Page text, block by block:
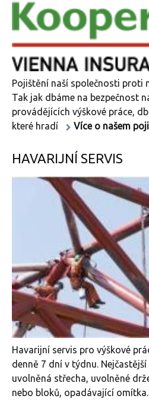
Pojištění naší společnosti proti
Tak jak dbáme na bezpečnost
provádějících výškové práce,
které hradí
Více o našem
HAVARIJNÍ SERVIS
Havarijní servis pro výškové
denně 7 dní v týdnu.
uvolněná střecha, uvolněné
nebo bloků, opadávající omítka.